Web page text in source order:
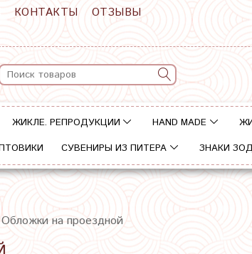
КОНТАКТЫ
ОТЗЫВЫ
ЖИКЛЕ. РЕПРОДУКЦИИ HAND MADE
СУВЕНИРЫ ИЗ ПИТЕРА ЗНАКИ
Обложки на проездной